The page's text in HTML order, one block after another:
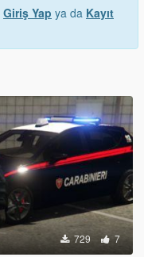
Giriş Yap ya da Kayıt
729 7